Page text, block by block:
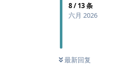
8/13条
六月 2026
最新回复